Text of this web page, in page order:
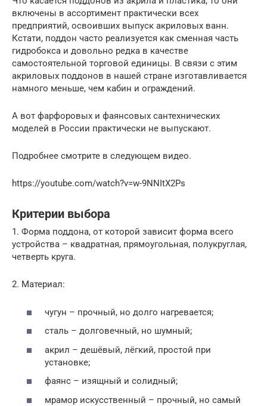
включены в ассортимент практически всех
предприятий, освоивших выпуск акриловых ванн.
Кстати, поддон часто реализуется как сменная часть
гидробокса и довольно редка в качестве
самостоятельной торговой единицы. В связи с этим
акриловых поддонов в нашей стране изготавливается
намного меньше, чем кабин и ограждений.
А вот фарфоровых и фаянсовых сантехнических
моделей в России практически не выпускают.
Подробнее смотрите в следующем видео.
https://youtube.com/watch?v=w-9NNItX2Ps
Критерии выбора
1. Форма поддона, от которой зависит форма всего
устройства – квадратная, прямоугольная, полукруглая,
четверть круга.
2. Материал:
чугун – прочный, но долго нагревается;
сталь – долговечный, но шумный;
акрил – дешёвый, лёгкий, простой при
установке;
фаянс – изящный и солидный;
мрамор искусственный – прочный, но самый